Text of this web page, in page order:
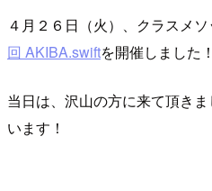
４月２６日（火）、クラスメソ
回 AKIBA.swiftを開催しました！
当日は、沢山の方に来て頂き
います！